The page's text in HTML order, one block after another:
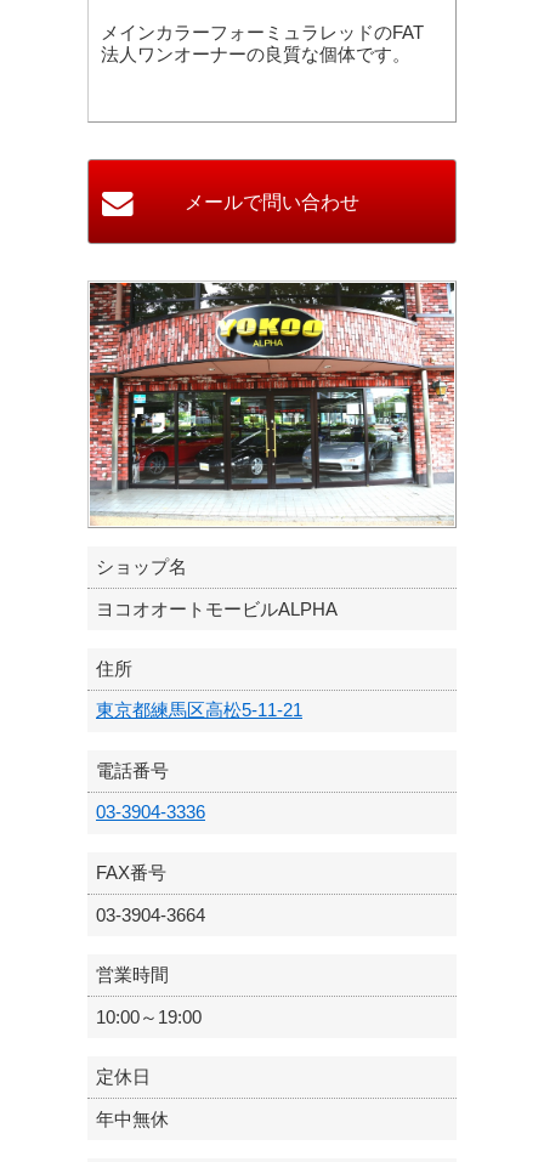
メインカラーフォーミュラレッドのFAT
法人ワンオーナーの良質な個体です。
ショップ名
ヨコオオートモービルALPHA
住所
東京都練馬区高松5-11-21
電話番号
03-3904-3336
FAX番号
03-3904-3664
営業時間
10:00～19:00
定休日
年中無休